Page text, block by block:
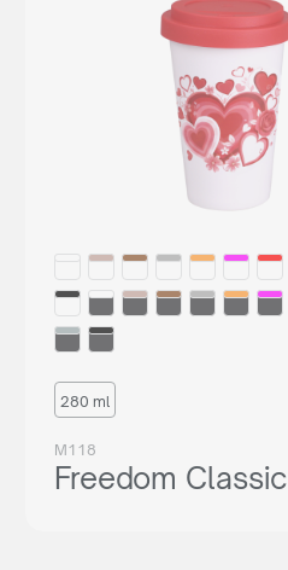
280 ml
M118
Freedom Classic